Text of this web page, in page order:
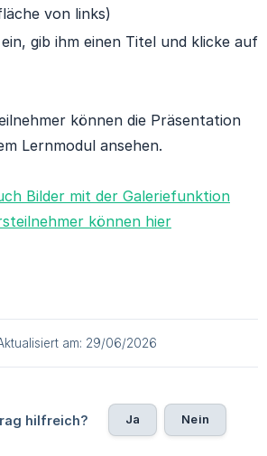
von links)
gib ihm einen Titel und klicke auf
können die Präsentation
Lernmodul ansehen.
Bilder mit der Galeriefunktion
können hier
am: 29/06/2026
hilfreich? Ja Nein